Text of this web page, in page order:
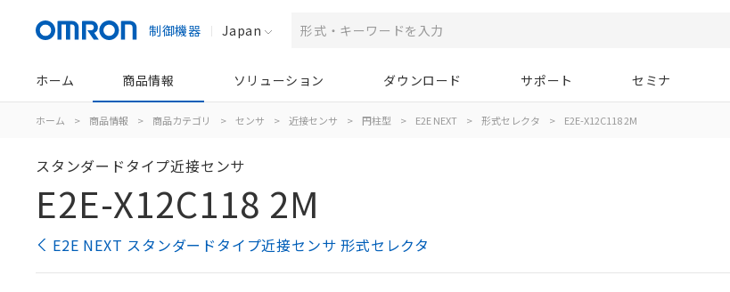
制御機器 Japan
ホーム 商品情報 ソリューション ダウンロード サポート セミナ
ホーム > 商品情報 > 商品カテゴリ > センサ > 近接センサ > 円柱型 > E2E NEXT > 形式セレクタ > E2E-X12C118 2M
スタンダードタイプ近接センサ
E2E-X12C118 2M
E2E NEXT スタンダードタイプ近接センサ 形式セレクタ